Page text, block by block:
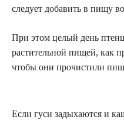
следует добавить в пищу
При этом целый день
растительной пищей, как
чтобы они прочистили
Если гуси задыхаются и